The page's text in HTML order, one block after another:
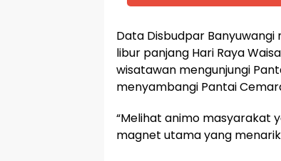
Data Disbudpar
libur panjang Hari Raya
wisatawan mengunjungi
menyambangi Pantai
“Melihat animo masyarakat
magnet utama yang menarik